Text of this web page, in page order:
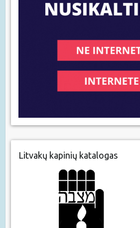
Litvakų kapinių katalogas